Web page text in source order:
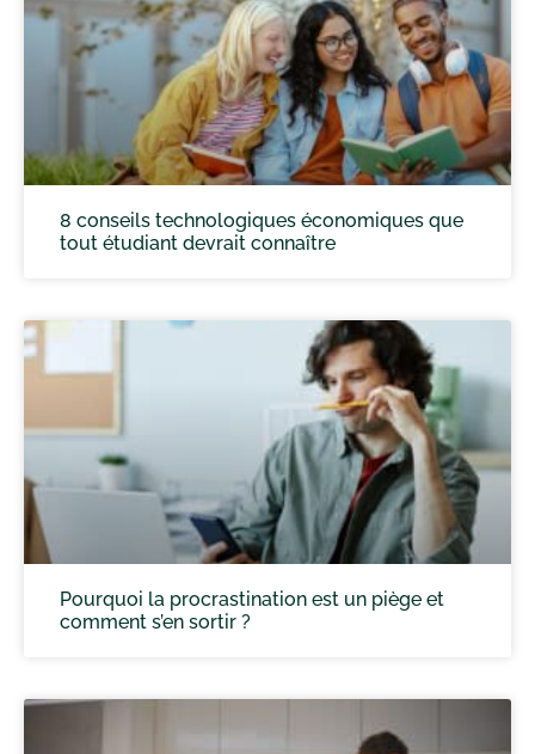
8 conseils technologiques économiques que
tout étudiant devrait connaître
Pourquoi la procrastination est un piège et
comment s’en sortir ?